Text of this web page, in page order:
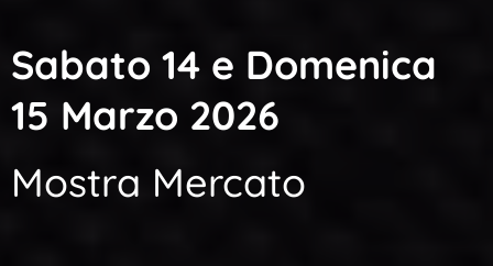
Sabato 14 e Domenica
15 Marzo 2026
Mostra Mercato